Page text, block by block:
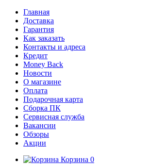
Главная
Доставка
Гарантия
Как заказать
Контакты и адреса
Кредит
Money Back
Новости
О магазине
Оплата
Подарочная карта
Сборка ПК
Сервисная служба
Вакансии
Обзоры
Акции
Корзина 0